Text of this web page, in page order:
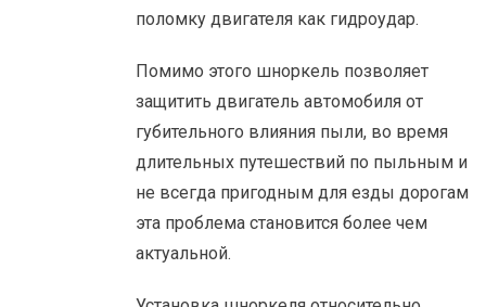
поломку двигателя как гидроудар.
Помимо этого шноркель позволяет
защитить двигатель автомобиля от
губительного влияния пыли, во время
длительных путешествий по пыльным и
не всегда пригодным для езды дорогам
эта проблема становится более чем
актуальной.